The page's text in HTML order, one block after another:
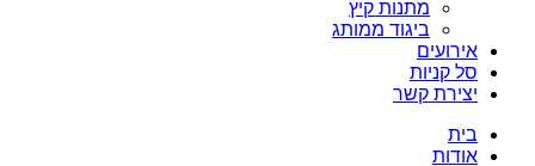
מתנות קיץ
ביגוד ממותג
אירועים
סל קניות
יצירת קשר
בית
אודות